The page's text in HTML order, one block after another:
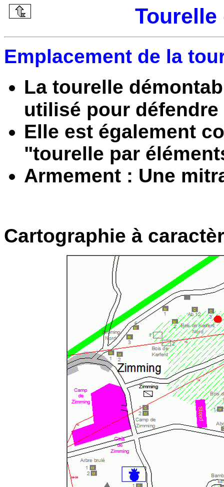
Tourelle
Emplacement de la
La tourelle
utilisé pour
Elle est également
"tourelle par
Armement : Une
Cartographie à